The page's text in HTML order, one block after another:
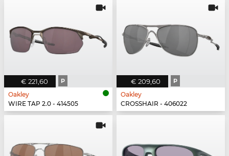
€ 221,60 P
Oakley
WIRE TAP 2.0 - 414505
€ 209,60 P
Oakley
CROSSHAIR - 406022